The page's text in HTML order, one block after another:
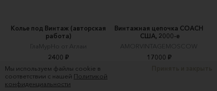
Колье под Винтаж (авторская
работа)
ГлаМурНо от Аглаи
2400 ₽
Винтажная цепочка COACH
США, 2000-е
AMORVINTAGEMOSCOW
17000 ₽
Мы используем файлы cookie в
соответствии с нашей Политикой
конфиденциальности